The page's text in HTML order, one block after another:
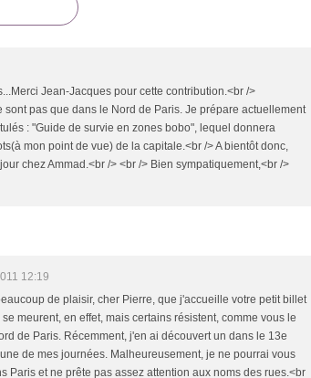
Jean-Jacques pour cette contribution.<br />
sont pas que dans le Nord de Paris. Je prépare actuellement
: "Guide de survie en zones bobo", lequel donnera
mon point de vue) de la capitale.<br /> A bientôt donc,
chez Ammad.<br /> <br /> Bien sympatiquement,<br />
12:19
de plaisir, cher Pierre, que j'accueille votre petit billet
meurent, en effet, mais certains résistent, comme vous le
de Paris. Récemment, j'en ai découvert un dans le 13e
de mes journées. Malheureusement, je ne pourrai vous
Paris et ne prête pas assez attention aux noms des rues.<br